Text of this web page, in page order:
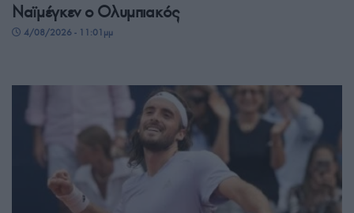
Ναϊμέγκεν ο Ολυμπιακός
4/08/2026 - 11:01μμ